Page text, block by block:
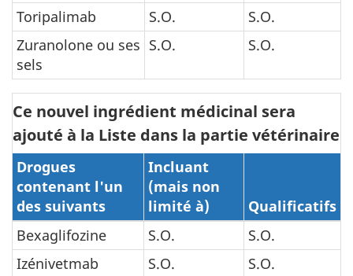
Toripalimab S.O.
S.O.
Zuranolone ou ses
sels
S.O. S.O.
Ce nouvel ingrédient médicinal sera
ajouté à la Liste dans la partie vétérinaire
Drogues
contenant l'un
des suivants
Incluant
(mais non
limité à)
Qualificatifs
Bexaglifozine
S.O.
S.O.
Izénivetmab
S.O. S.O.